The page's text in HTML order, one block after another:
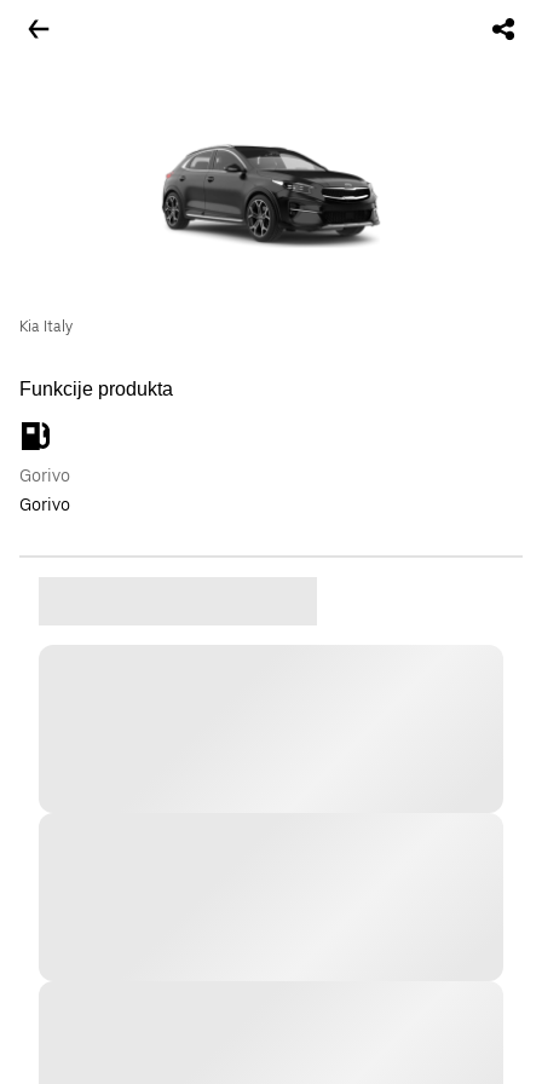
Kia Italy
Funkcije produkta
Gorivo
Gorivo